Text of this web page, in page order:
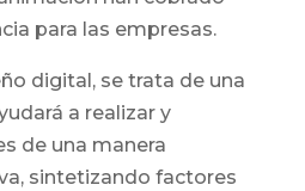
para las empresas.
digital, se trata de una
a realizar y
de una manera
sintetizando factores